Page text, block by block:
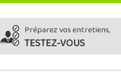
Préparez vos entretiens,
TESTEZ-VOUS